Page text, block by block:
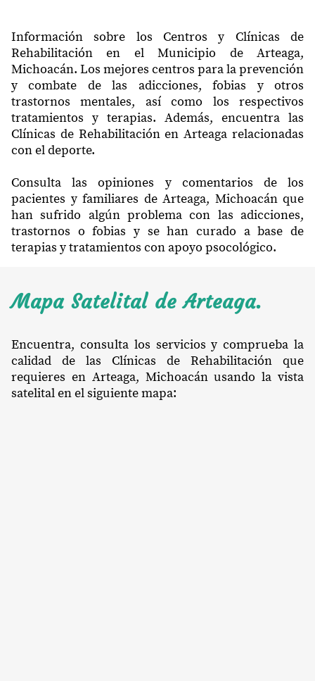
Información sobre los Centros y Clínicas de
Rehabilitación en el Municipio de Arteaga,
Michoacán. Los mejores centros para la prevención
y combate de las adicciones, fobias y otros
trastornos mentales, así como los respectivos
tratamientos y terapias. Además, encuentra las
Clínicas de Rehabilitación en Arteaga relacionadas
con el deporte.
Consulta las opiniones y comentarios de los
pacientes y familiares de Arteaga, Michoacán que
han sufrido algún problema con las adicciones,
trastornos o fobias y se han curado a base de
terapias y tratamientos con apoyo psocológico.
Mapa Satelital de Arteaga.
Encuentra, consulta los servicios y comprueba la
calidad de las Clínicas de Rehabilitación que
requieres en Arteaga, Michoacán usando la vista
satelital en el siguiente mapa: